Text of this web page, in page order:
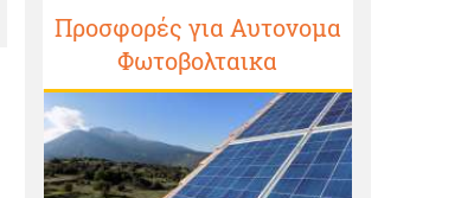
Προσφορές για Αυτονομα
Φωτοβολταικα